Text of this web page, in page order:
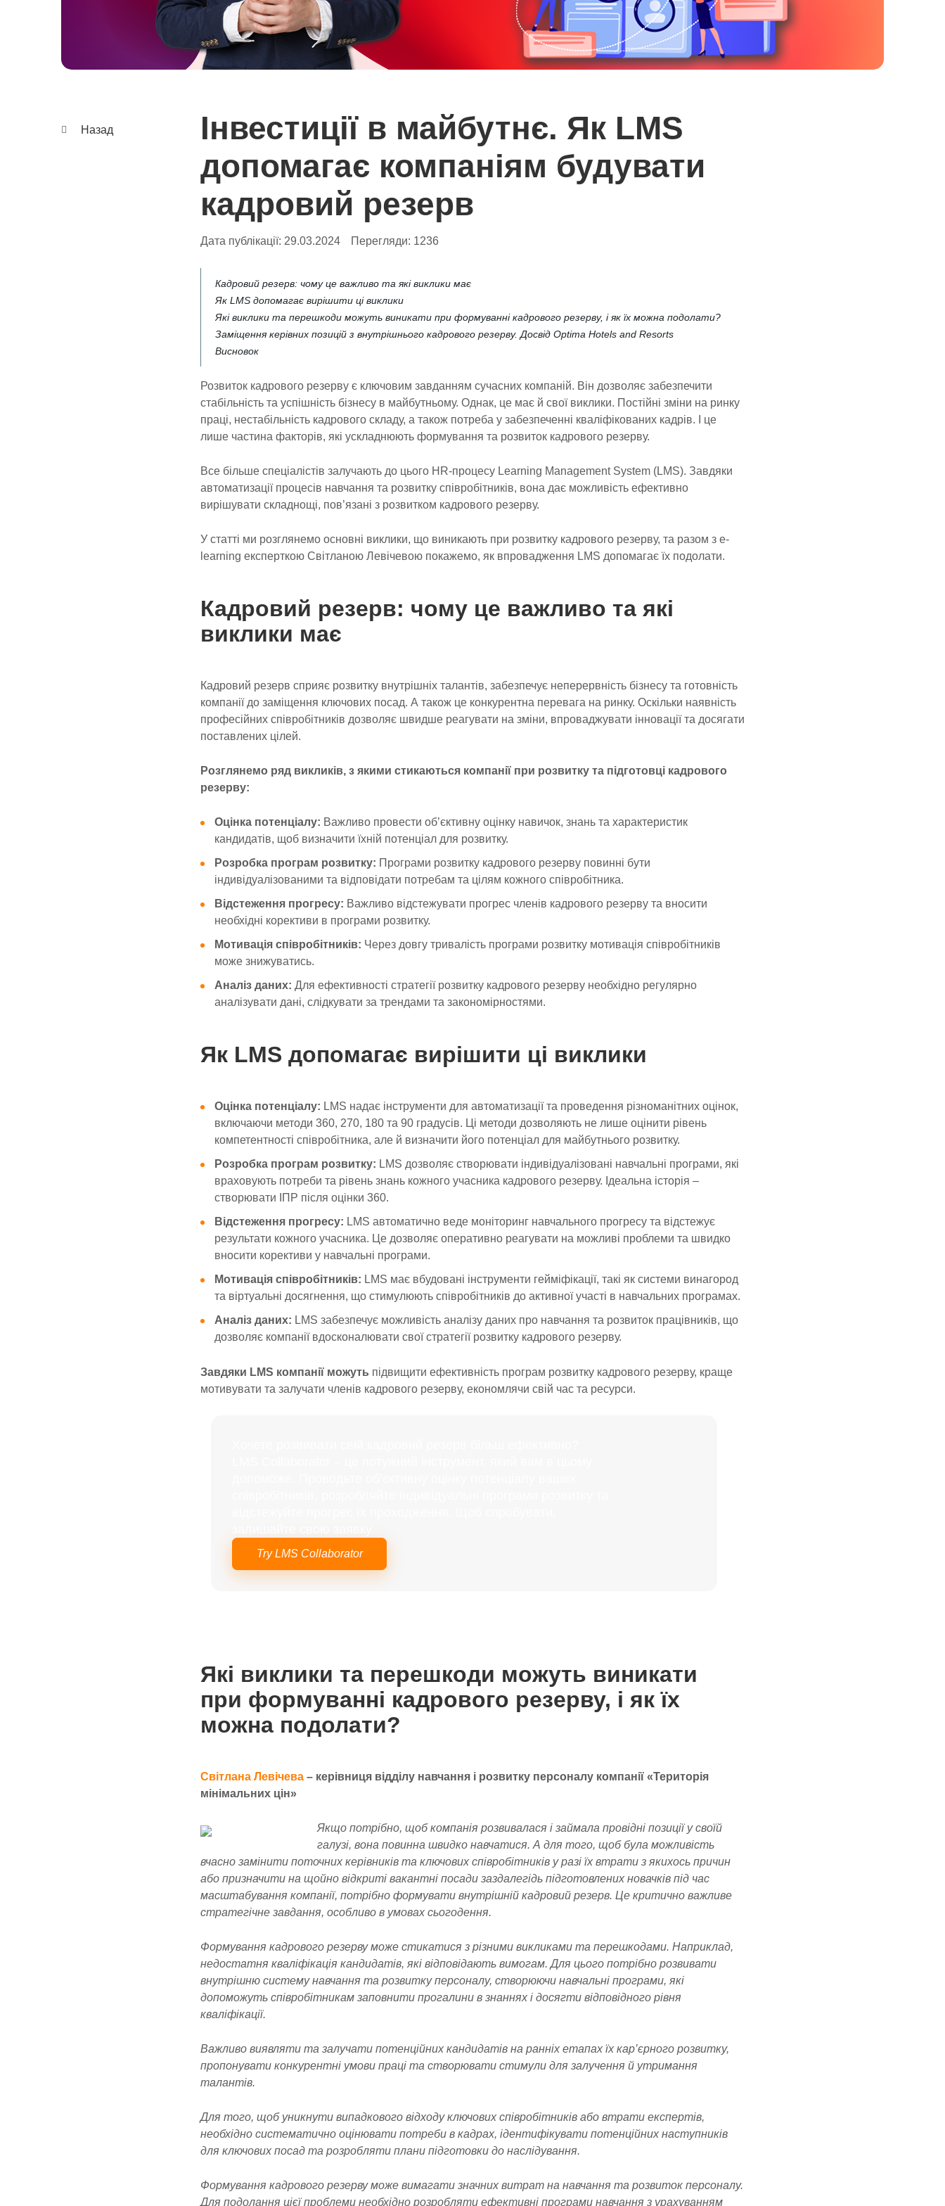
Назад
Інвестиції в майбутнє. Як LMS
допомагає компаніям будувати
кадровий резерв
Дата публікації: 29.03.2024 Перегляди: 1236
Кадровий резерв: чому це важливо та які виклики має
Як LMS допомагає вирішити ці виклики
Які виклики та перешкоди можуть виникати при формуванні кадрового резерву, і як їх можна подолати?
Заміщення керівних позицій з внутрішнього кадрового резерву. Досвід Optima Hotels and Resorts
Висновок
Розвиток кадрового резерву є ключовим завданням сучасних компаній. Він дозволяє забезпечити
стабільність та успішність бізнесу в майбутньому. Однак, це має й свої виклики. Постійні зміни на ринку
праці, нестабільність кадрового складу, а також потреба у забезпеченні кваліфікованих кадрів. І це
лише частина факторів, які ускладнюють формування та розвиток кадрового резерву.
Все більше спеціалістів залучають до цього HR-процесу Learning Management System (LMS). Завдяки
автоматизації процесів навчання та розвитку співробітників, вона дає можливість ефективно
вирішувати складнощі, пов’язані з розвитком кадрового резерву.
У статті ми розглянемо основні виклики, що виникають при розвитку кадрового резерву, та разом з e-
learning експерткою Світланою Левічевою покажемо, як впровадження LMS допомагає їх подолати.
Кадровий резерв: чому це важливо та які
виклики має
Кадровий резерв сприяє розвитку внутрішніх талантів, забезпечує неперервність бізнесу та готовність
компанії до заміщення ключових посад. А також це конкурентна перевага на ринку. Оскільки наявність
професійних співробітників дозволяє швидше реагувати на зміни, впроваджувати інновації та досягати
поставлених цілей.
Розглянемо ряд викликів, з якими стикаються компанії при розвитку та підготовці кадрового
резерву:
Оцінка потенціалу: Важливо провести об’єктивну оцінку навичок, знань та характеристик
кандидатів, щоб визначити їхній потенціал для розвитку.
Розробка програм розвитку: Програми розвитку кадрового резерву повинні бути
індивідуалізованими та відповідати потребам та цілям кожного співробітника.
Відстеження прогресу: Важливо відстежувати прогрес членів кадрового резерву та вносити
необхідні корективи в програми розвитку.
Мотивація співробітників: Через довгу тривалість програми розвитку мотивація співробітників
може знижуватись.
Аналіз даних: Для ефективності стратегії розвитку кадрового резерву необхідно регулярно
аналізувати дані, слідкувати за трендами та закономірностями.
Як LMS допомагає вирішити ці виклики
Оцінка потенціалу: LMS надає інструменти для автоматизації та проведення різноманітних оцінок,
включаючи методи 360, 270, 180 та 90 градусів. Ці методи дозволяють не лише оцінити рівень
компетентності співробітника, але й визначити його потенціал для майбутнього розвитку.
Розробка програм розвитку: LMS дозволяє створювати індивідуалізовані навчальні програми, які
враховують потреби та рівень знань кожного учасника кадрового резерву. Ідеальна історія –
створювати ІПР після оцінки 360.
Відстеження прогресу: LMS автоматично веде моніторинг навчального прогресу та відстежує
результати кожного учасника. Це дозволяє оперативно реагувати на можливі проблеми та швидко
вносити корективи у навчальні програми.
Мотивація співробітників: LMS має вбудовані інструменти гейміфікації, такі як системи винагород
та віртуальні досягнення, що стимулюють співробітників до активної участі в навчальних програмах.
Аналіз даних: LMS забезпечує можливість аналізу даних про навчання та розвиток працівників, що
дозволяє компанії вдосконалювати свої стратегії розвитку кадрового резерву.
Завдяки LMS компанії можуть підвищити ефективність програм розвитку кадрового резерву, краще
мотивувати та залучати членів кадрового резерву, економлячи свій час та ресурси.
Try LMS Collaborator
Які виклики та перешкоди можуть виникати
при формуванні кадрового резерву, і як їх
можна подолати?
Світлана Левічева – керівниця відділу навчання і розвитку персоналу компанії «Територія
мінімальних цін»
Якщо потрібно, щоб компанія розвивалася і займала провідні позиції у своїй
галузі, вона повинна швидко навчатися. А для того, щоб була можливість
вчасно замінити поточних керівників та ключових співробітників у разі їх втрати з якихось причин
або призначити на щойно відкриті вакантні посади заздалегідь підготовлених новачків під час
масштабування компанії, потрібно формувати внутрішній кадровий резерв. Це критично важливе
стратегічне завдання, особливо в умовах сьогодення.
Формування кадрового резерву може стикатися з різними викликами та перешкодами. Наприклад,
недостатня кваліфікація кандидатів, які відповідають вимогам. Для цього потрібно розвивати
внутрішню систему навчання та розвитку персоналу, створюючи навчальні програми, які
допоможуть співробітникам заповнити прогалини в знаннях і досягти відповідного рівня
кваліфікації.
Важливо виявляти та залучати потенційних кандидатів на ранніх етапах їх кар’єрного розвитку,
пропонувати конкурентні умови праці та створювати стимули для залучення й утримання
талантів.
Для того, щоб уникнути випадкового відходу ключових співробітників або втрати експертів,
необхідно систематично оцінювати потреби в кадрах, ідентифікувати потенційних наступників
для ключових посад та розробляти плани підготовки до наслідування.
Формування кадрового резерву може вимагати значних витрат на навчання та розвиток персоналу.
Для подолання цієї проблеми необхідно розробляти ефективні програми навчання з урахуванням